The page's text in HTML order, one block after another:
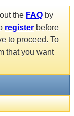
the FAQ by
register before
to proceed. To
that you want